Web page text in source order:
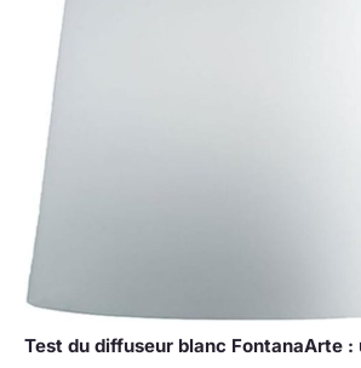
Test du diffuseur blanc FontanaArte :